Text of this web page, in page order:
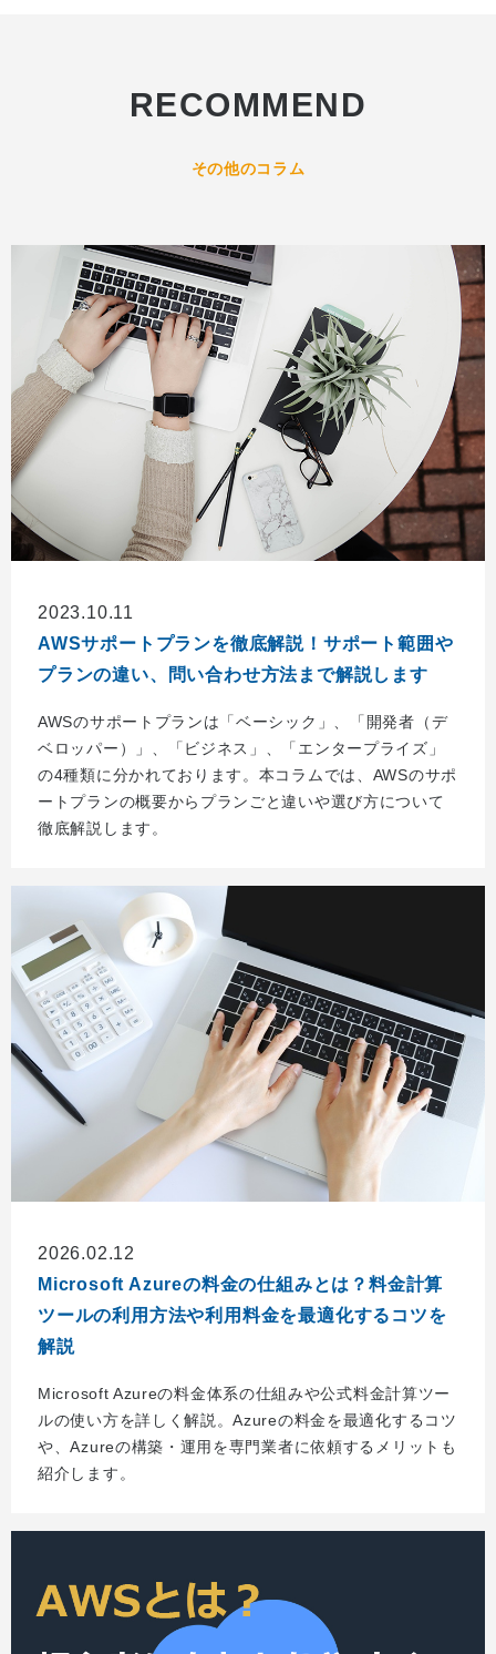
RECOMMEND
その他のコラム
2023.10.11
AWSサポートプランを徹底解説！サポート範囲や
プランの違い、問い合わせ方法まで解説します
AWSのサポートプランは「ベーシック」、「開発者（デ
ベロッパー）」、「ビジネス」、「エンタープライズ」
の4種類に分かれております。本コラムでは、AWSのサポ
ートプランの概要からプランごと違いや選び方について
徹底解説します。
2026.02.12
Microsoft Azureの料金の仕組みとは？料金計算
ツールの利用方法や利用料金を最適化するコツを
解説
Microsoft Azureの料金体系の仕組みや公式料金計算ツー
ルの使い方を詳しく解説。Azureの料金を最適化するコツ
や、Azureの構築・運用を専門業者に依頼するメリットも
紹介します。